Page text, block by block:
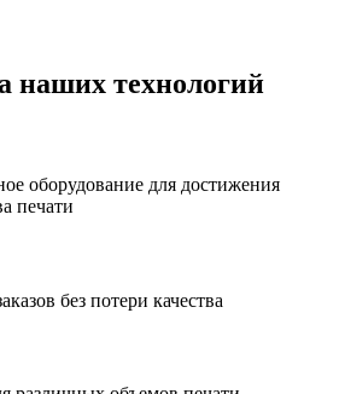
наших технологий
оборудование для достижения
печати
без потери качества